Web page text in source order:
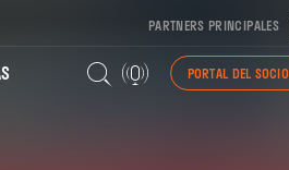
PARTNERS PRINCIPALES
PORTAL DEL SOCIO